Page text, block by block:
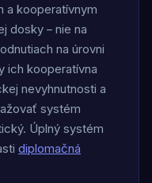
a kooperatívnym
dosky – nie na
na úrovni
ich kooperatívna
nevyhnutnosti a
systém
Úplný systém
diplomačná